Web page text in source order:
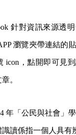
針對資訊來源透
瀏覽夾帶連結的
icon，點開即可見
。
年「公民與社會」
讀係指一個人具有